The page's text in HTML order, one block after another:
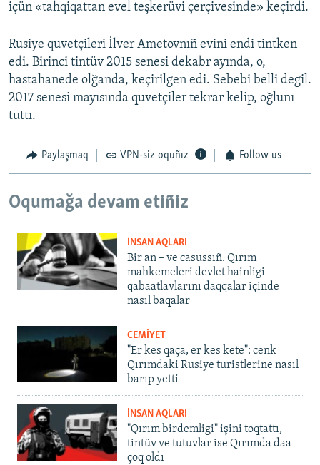
içün «tahqiqattan evel teşkerüvi çerçivesinde» keçirdi.
Rusiye quvetçileri İlver Ametovnıñ evini endi tintken
edi. Birinci tintüv 2015 senesi dekabr ayında, o,
hastahanede olğanda, keçirilgen edi. Sebebi belli degil.
2017 senesi mayısında quvetçiler tekrar kelip, oğlunı
tuttı.
Paylaşmaq VPN-siz oquñız Follow us
Oqumağa devam etiñiz
İNSAN AQLARI
Bir an – ve casussıñ. Qırım
mahkemeleri devlet hainligi
qabaatlavlarını daqqalar içinde
nasıl baqalar
CEMİYET
"Er kes qaça, er kes kete": cenk
Qırımdaki Rusiye turistlerine nasıl
barıp yetti
İNSAN AQLARI
"Qırım birdemligi" işini toqtattı,
tintüv ve tutuvlar ise Qırımda daa
çoq oldı